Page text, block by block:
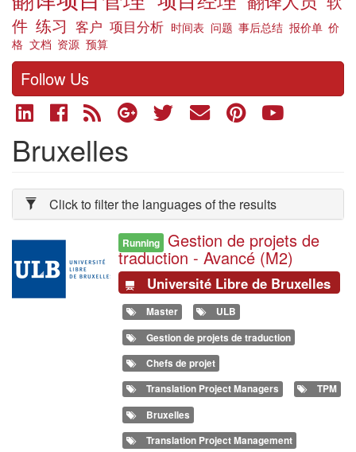
件 练习 客户 项目分析 时间表 问题 事后总结 报价单 价
格 文档 资源 预算
Follow Us
Bruxelles
Click to filter the languages of the results
Illustration Running Gestion de projets de
traduction - Avancé (M2)
Université Libre de Bruxelles
Master
ULB
Gestion de projets de traduction
Chefs de projet
Translation Project Managers
TPM
Bruxelles
Translation Project Management